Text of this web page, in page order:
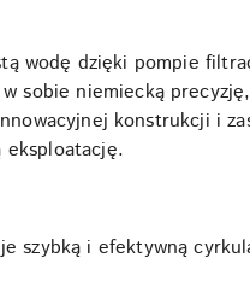
wodę dzięki pompie
w sobie niemiecką
konstrukcji i
eksploatację.
szybką i efektywną